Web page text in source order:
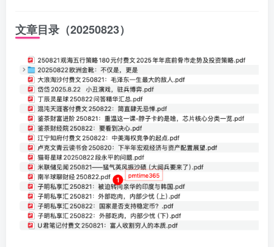
文章目录（20250823）